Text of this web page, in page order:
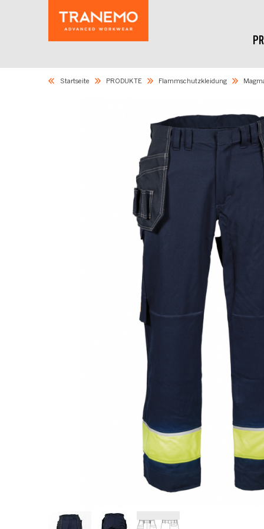
Startseite PRODUKTE Flammschutzkleidung